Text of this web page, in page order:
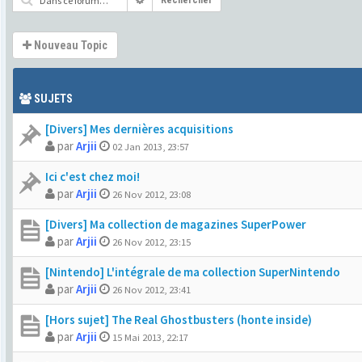
Nouveau Topic
SUJETS
[Divers] Mes dernières acquisitions
parArjii 02 Jan 2013, 23:57
Ici c'est chez moi!
parArjii 26 Nov 2012, 23:08
[Divers] Ma collection de magazines SuperPower
parArjii 26 Nov 2012, 23:15
[Nintendo] L'intégrale de ma collection SuperNintendo
parArjii 26 Nov 2012, 23:41
[Hors sujet] The Real Ghostbusters (honte inside)
parArjii 15 Mai 2013, 22:17